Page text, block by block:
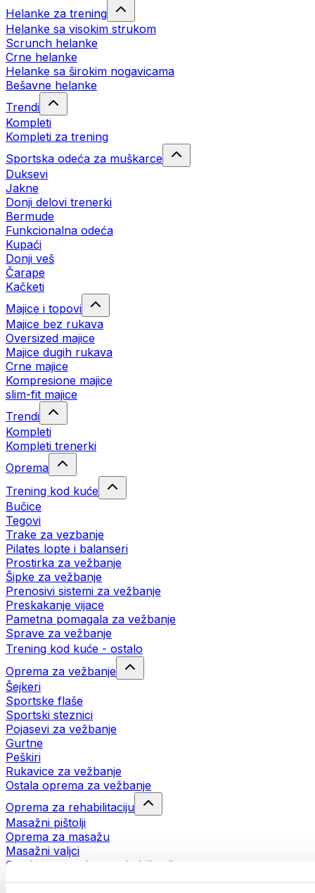
Helanke za trening
Helanke sa visokim strukom
Scrunch helanke
Crne helanke
Helanke sa širokim nogavicama
Bešavne helanke
Trendi
Kompleti
Kompleti za trening
Sportska odeća za muškarce
Duksevi
Jakne
Donji delovi trenerki
Bermude
Funkcionalna odeća
Kupaći
Donji veš
Čarape
Kačketi
Majice i topovi
Majice bez rukava
Oversized majice
Majice dugih rukava
Crne majice
Kompresione majice
slim-fit majice
Trendi
Kompleti
Kompleti trenerki
Oprema
Trening kod kuće
Bučice
Tegovi
Trake za vezbanje
Pilates lopte i balanseri
Prostirka za vežbanje
Šipke za vežbanje
Prenosivi sistemi za vežbanje
Preskakanje vijace
Pametna pomagala za vežbanje
Sprave za vežbanje
Trening kod kuće - ostalo
Oprema za vežbanje
Šejkeri
Sportske flaše
Sportski steznici
Pojasevi za vežbanje
Gurtne
Peškiri
Rukavice za vežbanje
Ostala oprema za vežbanje
Oprema za rehabilitaciju
Masažni pištolji
Oprema za masažu
Masažni valjci
Ostala pomagala za rehabilitaciju
Torbe i rančevi